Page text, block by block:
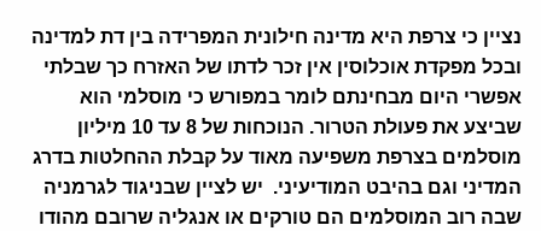
נציין כי צרפת היא מדינה חילונית המפרידה בין דת למדינה
ובכל מפקדת אוכלוסין אין זכר לדתו של האזרח כך שבלתי
אפשרי היום מבחינתם לומר במפורש כי מוסלמי הוא
שביצע את פעולת הטרור.
הנוכחות של 8 עד 10 מיליון
מוסלמים בצרפת משפיעה מאוד על קבלת ההחלטות בדרג
המדיני וגם בהיבט המודיעיני. יש לציין שבניגוד לגרמניה
שבה רוב המוסלמים הם טורקים או אנגליה שרובם מהודו